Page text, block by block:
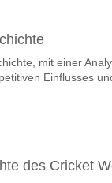
20:30 UK time.
gewinnen ist
von 20%
mit einer
Einflusses
des Cricket